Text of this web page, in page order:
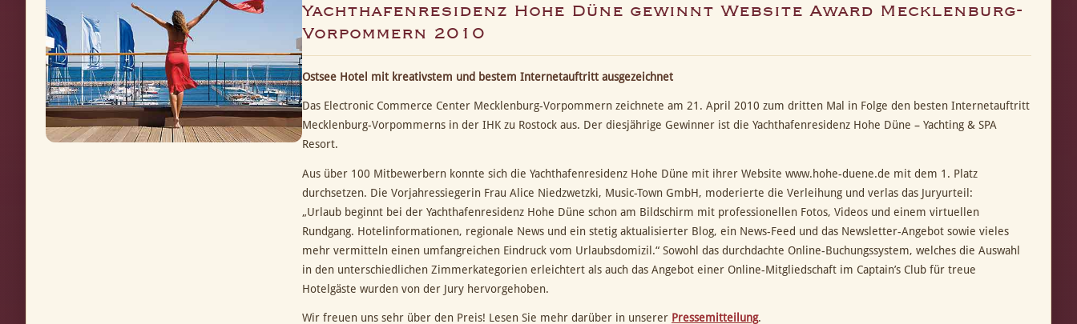
Yachthafenresidenz Hohe Düne gewinnt Website Award Mecklenburg-
Vorpommern 2010
Ostsee Hotel mit kreativstem und bestem Internetauftritt ausgezeichnet
Das Electronic Commerce Center Mecklenburg-Vorpommern zeichnete am 21. April 2010 zum dritten Mal in Folge den besten Internetauftritt
Mecklenburg-Vorpommerns in der IHK zu Rostock aus. Der diesjährige Gewinner ist die Yachthafenresidenz Hohe Düne – Yachting & SPA
Resort.
Aus über 100 Mitbewerbern konnte sich die Yachthafenresidenz Hohe Düne mit ihrer Website www.hohe-duene.de mit dem 1. Platz
durchsetzen. Die Vorjahressiegerin Frau Alice Niedzwetzki, Music-Town GmbH, moderierte die Verleihung und verlas das Juryurteil:
„Urlaub beginnt bei der Yachthafenresidenz Hohe Düne schon am Bildschirm mit professionellen Fotos, Videos und einem virtuellen
Rundgang. Hotelinformationen, regionale News und ein stetig aktualisierter Blog, ein News-Feed und das Newsletter-Angebot sowie vieles
mehr vermitteln einen umfangreichen Eindruck vom Urlaubsdomizil.“ Sowohl das durchdachte Online-Buchungssystem, welches die Auswahl
in den unterschiedlichen Zimmerkategorien erleichtert als auch das Angebot einer Online-Mitgliedschaft im Captain’s Club für treue
Hotelgäste wurden von der Jury hervorgehoben.
Wir freuen uns sehr über den Preis! Lesen Sie mehr darüber in unserer Pressemitteilung.